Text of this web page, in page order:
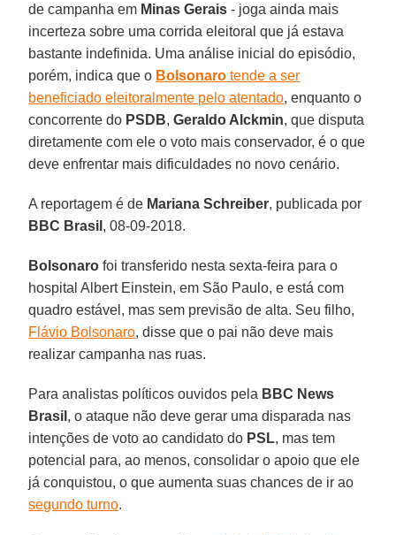
de campanha em Minas Gerais - joga ainda mais
incerteza sobre uma corrida eleitoral que já estava
bastante indefinida. Uma análise inicial do episódio,
porém, indica que o Bolsonaro tende a ser
beneficiado eleitoralmente pelo atentado, enquanto o
concorrente do PSDB,Geraldo Alckmin, que disputa
diretamente com ele o voto mais conservador, é o que
deve enfrentar mais dificuldades no novo cenário.
A reportagem é de Mariana Schreiber, publicada por
BBC Brasil , 08-09-2018.
Bolsonaro foi transferido nesta sexta-feira para o
hospital Albert Einstein, em São Paulo, e está com
quadro estável, mas sem previsão de alta. Seu filho,
Flávio Bolsonaro, disse que o pai não deve mais
realizar campanha nas ruas.
Para analistas políticos ouvidos pela BBC News
Brasil , o ataque não deve gerar uma disparada nas
intenções de voto ao candidato do PSL, mas tem
potencial para, ao menos, consolidar o apoio que ele
já conquistou, o que aumenta suas chances de ir ao
segundo turno.